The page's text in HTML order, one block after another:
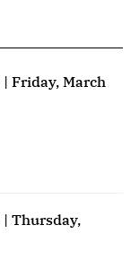
Friday, March
Thursday,